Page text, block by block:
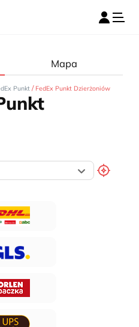
Mapa
Punkt / FedEx Punkt Dzierżoniów